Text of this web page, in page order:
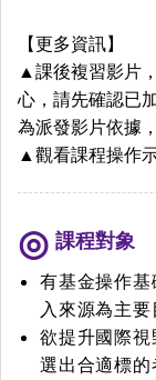
【更多資訊】
▲課後複習影片
心，請先確認已
為派發影片依據
▲觀看課程操作
課程對象
有基金操作
入來源為主要
欲提升國際
選出合適標的